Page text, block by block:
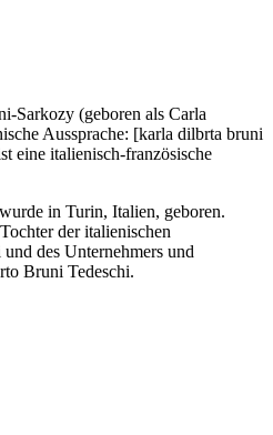
Sarkozy (geboren als Carla
Aussprache: [karla dilbrta bruni
eine italienisch-französische
in Turin, Italien, geboren.
der italienischen
des Unternehmers und
Bruni Tedeschi.